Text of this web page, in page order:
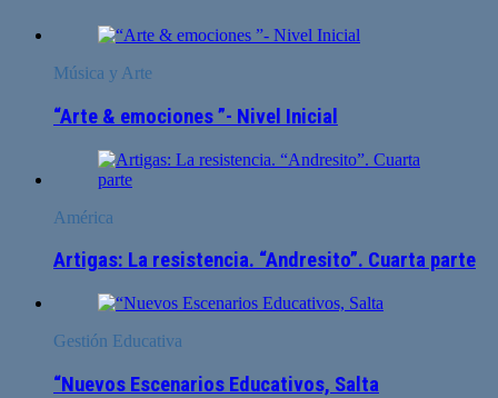
Música y Arte
“Arte & emociones ”- Nivel Inicial
América
Artigas: La resistencia. “Andresito”. Cuarta parte
Gestión Educativa
“Nuevos Escenarios Educativos, Salta